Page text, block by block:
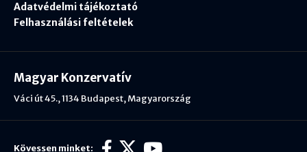
Adatvédelmi tájékoztató
Felhasználási feltételek
Kövessen minket:
Magyar Konzervatív
Váci út 45., 1134 Budapest, Magyarország